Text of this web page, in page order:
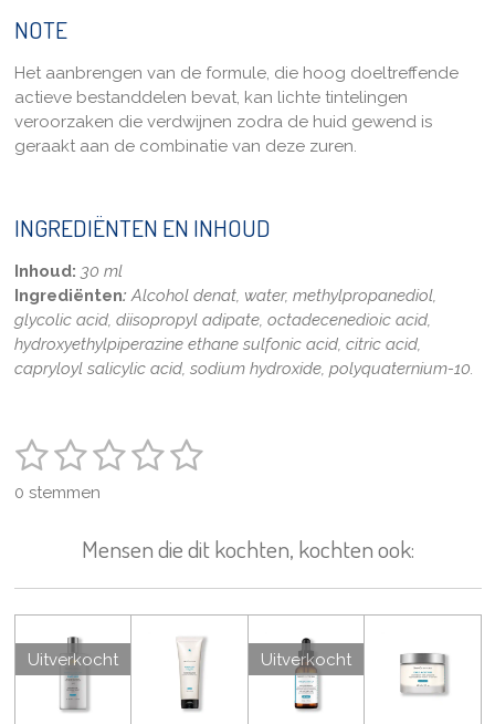
NOTE
Het aanbrengen van de formule, die hoog doeltreffende
actieve bestanddelen bevat, kan lichte tintelingen
veroorzaken die verdwijnen zodra de huid gewend is
geraakt aan de combinatie van deze zuren.
INGREDIËNTEN EN INHOUD
Inhoud: 30 ml
Ingrediënten:Alcohol denat, water, methylpropanediol,
glycolic acid, diisopropyl adipate, octadecenedioic acid,
hydroxyethylpiperazine ethane sulfonic acid, citric acid,
capryloyl salicylic acid, sodium hydroxide, polyquaternium-10.
R
a
t
:
0
s
1
s
r
2
s
r
e
n
3
s
e
r
e
n
4
e
r
e
5
e
r
r
e
n
e
0 stemmen
Mensen die dit kochten, kochten ook:
Uitverkocht Uitverkocht